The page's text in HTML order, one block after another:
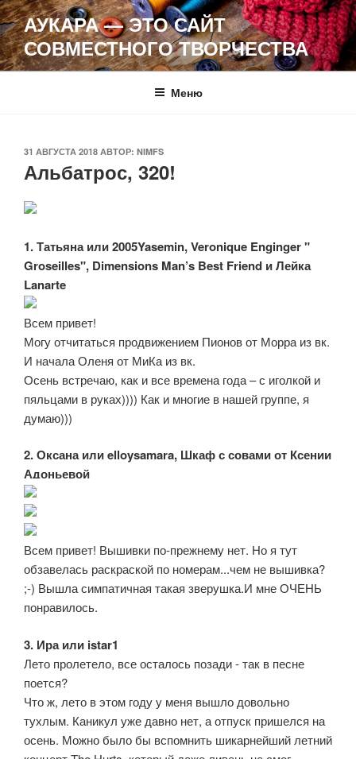
Перейти
к
содержимому
АУКАРА — ЭТО САЙТ
СОВМЕСТНОГО ТВОРЧЕСТВА
Меню
ОПУБЛИКОВАНО
31 АВГУСТА 2018 АВТОР: NIMFS
Альбатрос, 320!
1. Татьяна или 2005Yasemin, Veronique Enginger "
Groseilles", Dimensions Man’s Best Friend и Лейка
Lanarte
Всем привет!
Могу отчитаться продвижением Пионов от Морра из вк.
И начала Оленя от МиКа из вк.
Осень встречаю, как и все времена года – с иголкой и
пяльцами в руках)))) Как и многие в нашей группе, я
думаю)))
2. Оксана или elloysamara, Шкаф с совами от Ксении
Адоньевой
Всем привет! Вышивки по-прежнему нет. Но я тут
обзавелась раскраской по номерам...чем не вышивка?
;-) Вышла симпатичная такая зверушка.И мне ОЧЕНЬ
понравилось.
3. Ира или istar1
Лето пролетело, все осталось позади - так в песне
поется?
Что ж, лето в этом году у меня вышло довольно
тухлым. Каникул уже давно нет, а отпуск пришелся на
осень. Можно было бы вспомнить шикарнейший летний